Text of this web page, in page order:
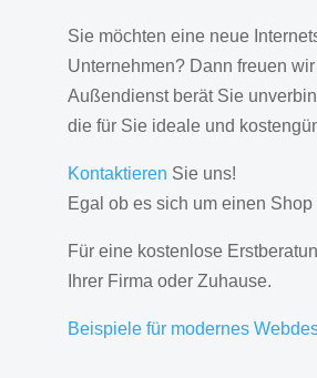
Sie möchten eine neue
Unternehmen? Dann freuen
Außendienst berät Sie
die für Sie ideale und
Kontaktieren Sie uns!
Egal ob es sich um einen
Für eine kostenlose
Ihrer Firma oder Zuhause.
Beispiele für modernes